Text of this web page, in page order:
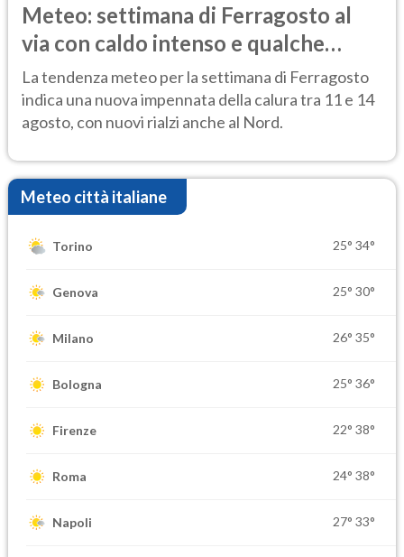
Meteo: settimana di Ferragosto al
via con caldo intenso e qualche
temporale
La tendenza meteo per la settimana di Ferragosto
indica una nuova impennata della calura tra 11 e 14
agosto, con nuovi rialzi anche al Nord.
Meteo città italiane
Torino 25° 34°
Genova 25° 30°
Milano 26° 35°
Bologna 25° 36°
Firenze 22° 38°
Roma 24° 38°
Napoli 27° 33°